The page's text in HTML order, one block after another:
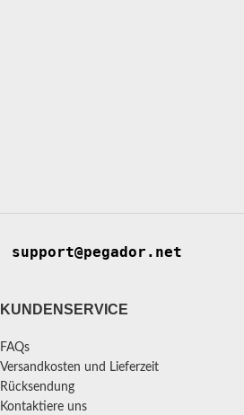
support@pegador.net
KUNDENSERVICE
FAQs
Versandkosten und Lieferzeit
Rücksendung
Kontaktiere uns